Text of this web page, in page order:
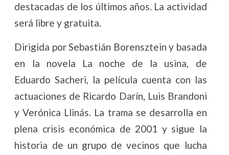
destacadas de los últimos años. La actividad
será libre y gratuita.
Dirigida por Sebastián Borensztein y basada
en la novela La noche de la usina, de
Eduardo Sacheri, la película cuenta con las
actuaciones de Ricardo Darín, Luis Brandoni
y Verónica Llinás. La trama se desarrolla en
plena crisis económica de 2001 y sigue la
historia de un grupo de vecinos que lucha